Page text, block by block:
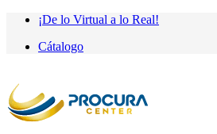
Saltar
navegación
saltar
contenido
¡De lo Virtual a lo Real!
Cátalogo